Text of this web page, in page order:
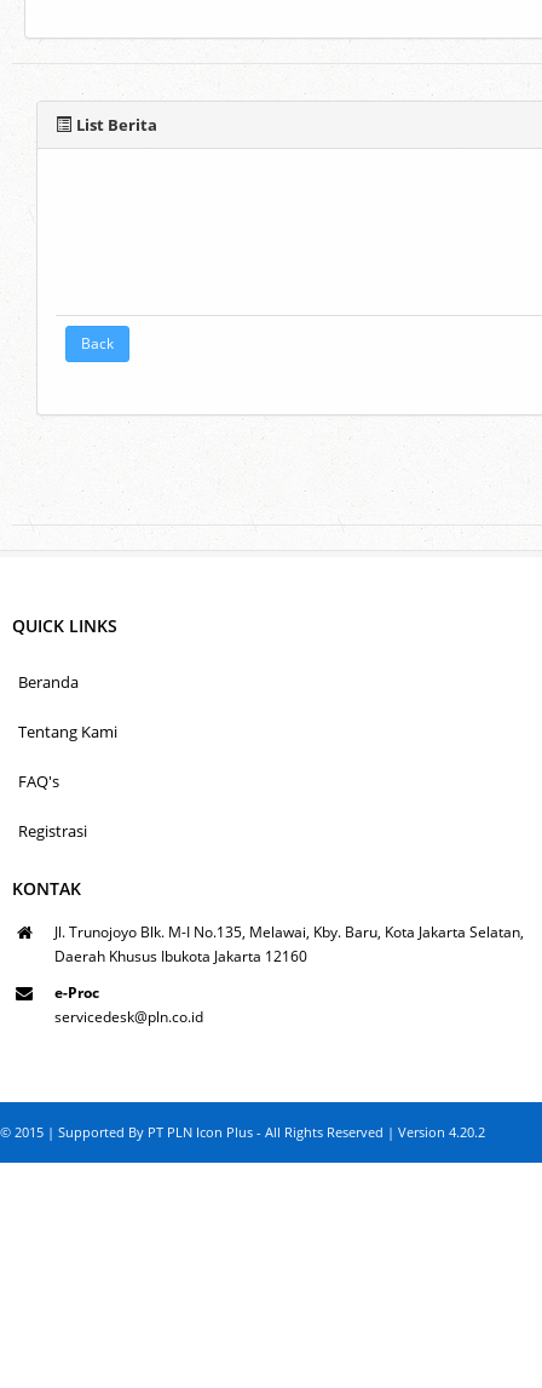
List Berita
Back
QUICK LINKS
Beranda
Tentang Kami
FAQ's
Registrasi
KONTAK
Jl. Trunojoyo Blk. M-I No.135, Melawai, Kby. Baru, Kota Jakarta Selatan,
Daerah Khusus Ibukota Jakarta 12160
e-Proc
servicedesk@pln.co.id
© 2015 | Supported By PT PLN Icon Plus - All Rights Reserved | Version 4.20.2